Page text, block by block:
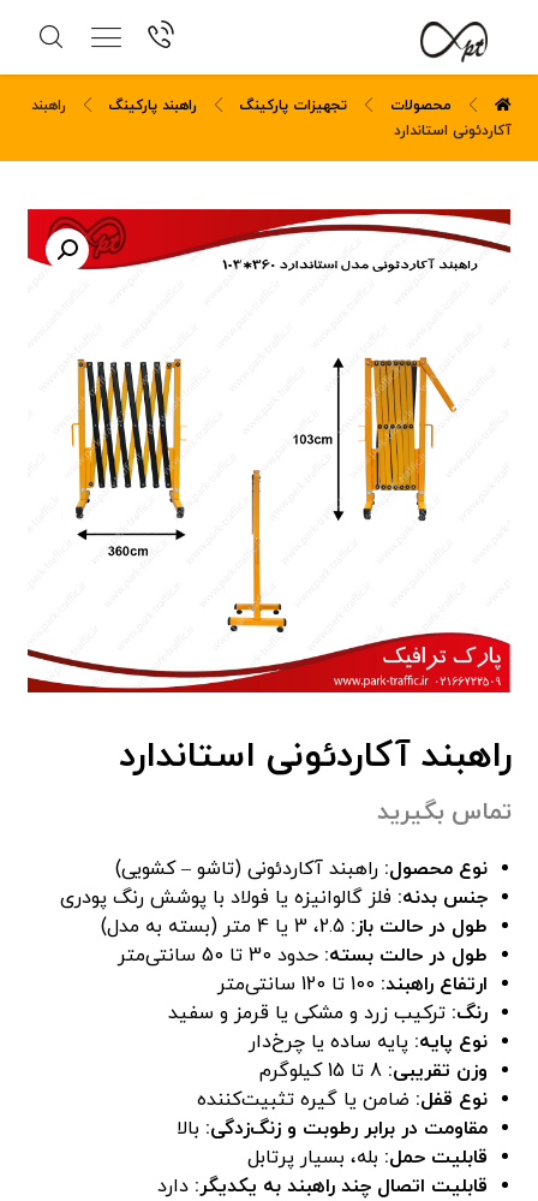
محصولات تجهیزات پارکینگ راهبند پارکینگ
راهبند
آکاردئونی استاندارد
راهبند آکاردئونی استاندارد
تماس بگیرید
نوع محصول: راهبند آکاردئونی (تاشو – کشویی)
جنس بدنه: فلز گالوانیزه یا فولاد با پوشش رنگ پودری
طول در حالت باز:
طول در حالت بسته: حدود 30 تا 50 سانتی‌متر
ارتفاع راهبند:
رنگ: ترکیب زرد و مشکی یا قرمز و سفید
نوع پایه: پایه ساده یا چرخ‌دار
وزن تقریبی: 8 تا 15 کیلوگرم
نوع قفل: ضامن یا گیره تثبیت‌کننده
مقاومت در برابر رطوبت و زنگ‌زدگی: بالا
قابلیت حمل: بله، بسیار پرتابل
قابلیت اتصال چند راهبند به یکدیگر: دارد